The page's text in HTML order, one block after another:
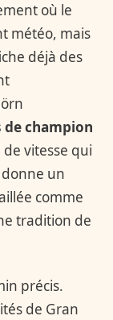
où le
météo, mais
déjà des
champion
vitesse qui
un
comme
tradition de
précis.
de Gran